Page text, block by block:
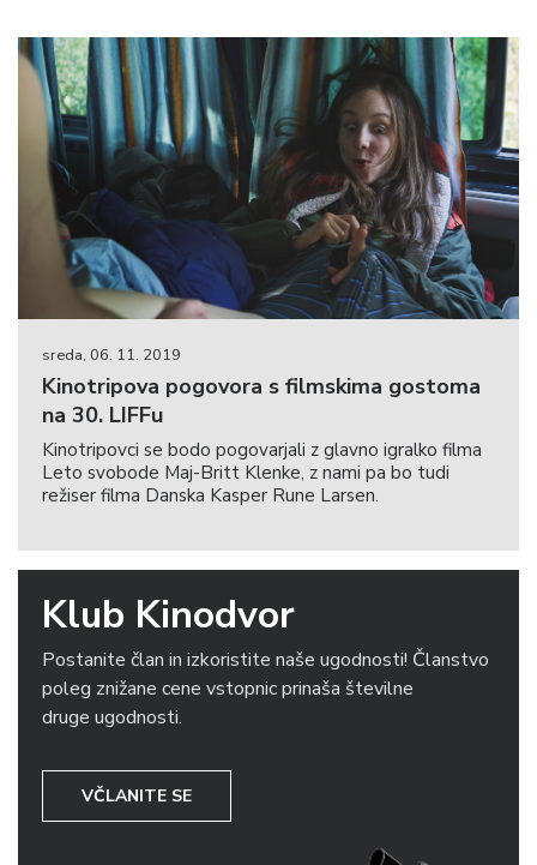
sreda, 06. 11. 2019
Kinotripova pogovora s filmskima gostoma
na 30. LIFFu
Kinotripovci se bodo pogovarjali z glavno igralko filma
Leto svobode Maj-Britt Klenke, z nami pa bo tudi
režiser filma Danska Kasper Rune Larsen.
Klub Kinodvor
Postanite član in izkoristite naše ugodnosti! Članstvo
poleg znižane cene vstopnic prinaša številne
druge ugodnosti.
VČLANITE SE